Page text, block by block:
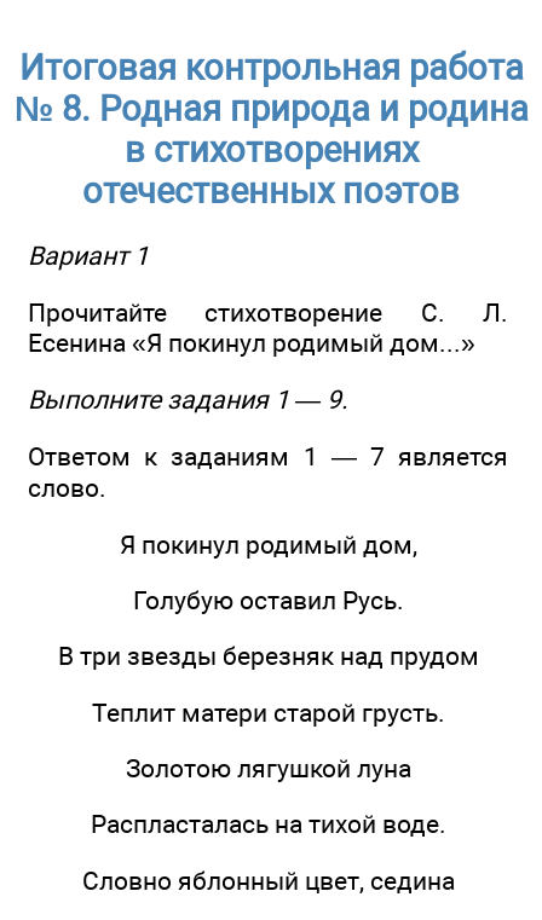
Итоговая контрольная работа
№ 8. Родная природа и родина
в стихотворениях
отечественных поэтов
Вариант 1
Прочитайте стихотворение С. Л.
Есенина «Я покинул родимый дом...»
Выполните задания 1 — 9.
Ответом к заданиям 1 — 7 является
слово.
Я покинул родимый дом,
Голубую оставил Русь.
В три звезды березняк над прудом
Теплит матери старой грусть.
Золотою лягушкой луна
Распласталась на тихой воде.
Словно яблонный цвет, седина